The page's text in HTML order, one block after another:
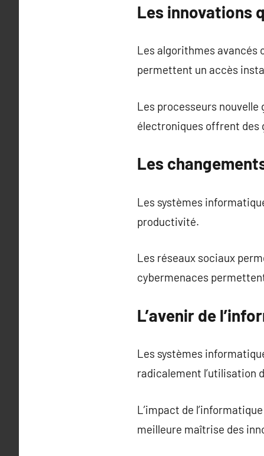
Les innovations
Les algorithmes avancés
permettent un accès
Les processeurs
électroniques offrent des
Les
Les systèmes
productivité.
Les réseaux sociaux
cybermenaces
L’avenir de
Les systèmes
radicalement l’utilisation
L’impact de
meilleure maîtrise des